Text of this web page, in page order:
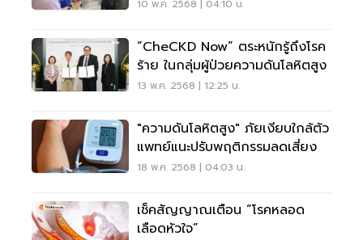
10 พ.ค. 2568 | 04:10 น.
“CheCKD Now” ตระหนักรู้ถึงโรค
ร้าย ในกลุ่มผู้ป่วยความดันโลหิตสูง
13 พ.ค. 2568 | 12:25 น.
"ความดันโลหิตสูง" ภัยเงียบใกล้ตัว
แพทย์แนะปรับพฤติกรรมลดเสี่ยง
18 พ.ค. 2568 | 04:03 น.
เช็คสัญญาณเตือน “โรคหลอด
เลือดหัวใจ”